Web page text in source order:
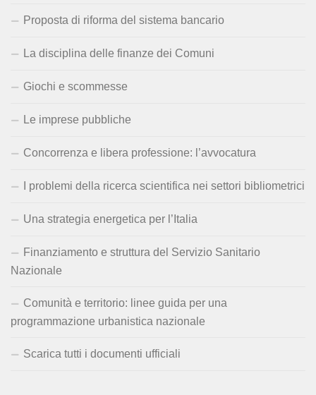
Proposta di riforma del sistema bancario
La disciplina delle finanze dei Comuni
Giochi e scommesse
Le imprese pubbliche
Concorrenza e libera professione: l’avvocatura
I problemi della ricerca scientifica nei settori bibliometrici
Una strategia energetica per l’Italia
Finanziamento e struttura del Servizio Sanitario
Nazionale
Comunità e territorio: linee guida per una
programmazione urbanistica nazionale
Scarica tutti i documenti ufficiali